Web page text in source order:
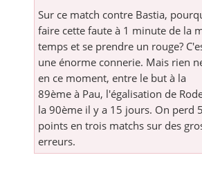
Sur ce match contre Bastia,
faire cette faute à 1 minute de la
temps et se prendre un rouge?
une énorme connerie. Mais rien
en ce moment, entre le but à la
89ème à Pau, l'égalisation de
la 90ème il y a 15 jours. On perd 5
points en trois matchs sur des
erreurs.